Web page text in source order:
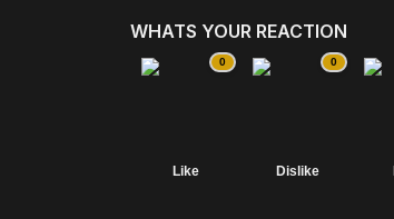
WHATS YOUR REACTION
0
Like
0
Dislike